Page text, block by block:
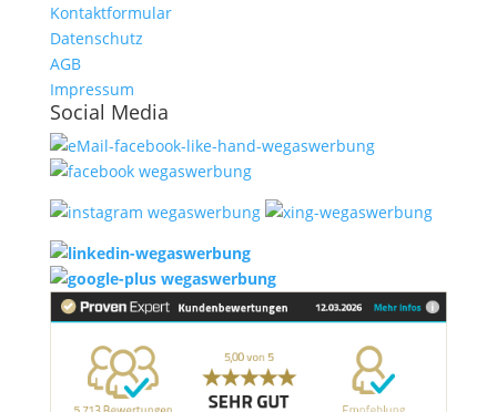
Kontaktformular
Datenschutz
AGB
Impressum
Social Media